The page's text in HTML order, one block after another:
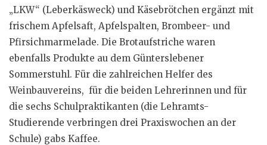
„LKW“ (Leberkäsweck) und Käsebrötchen ergänzt mit
frischem Apfelsaft, Apfelspalten, Brombeer- und
Pfirsichmarmelade. Die Brotaufstriche waren
ebenfalls Produkte au dem Günterslebener
Sommerstuhl. Für die zahlreichen Helfer des
Weinbauvereins, für die beiden Lehrerinnen und für
die sechs Schulpraktikanten (die Lehramts-
Studierende verbringen drei Praxiswochen an der
Schule) gabs Kaffee.